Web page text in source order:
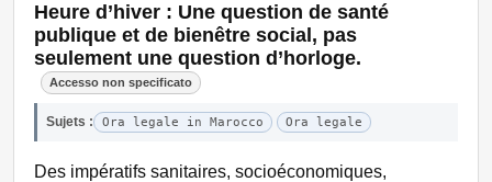
Heure d’hiver : Une question de santé
publique et de bienêtre social, pas
seulement une question d’horloge.
Accesso non specificato
Sujets : Ora legale in Marocco Ora legale
Des impératifs sanitaires, socioéconomiques,